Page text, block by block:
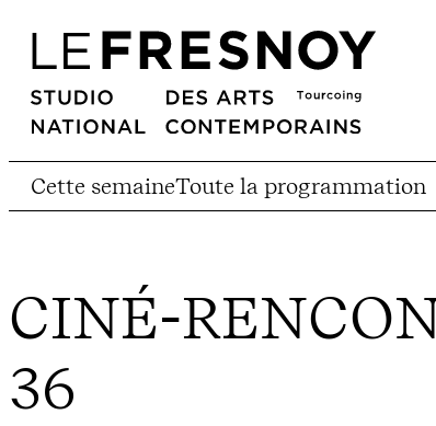
Cette semaineToute la programmation
CINÉ-
36